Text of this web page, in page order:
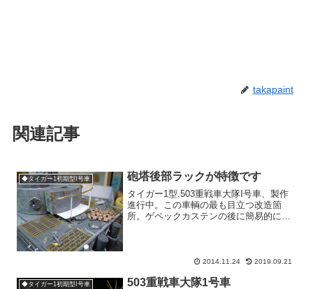
takapaint
関連記事
◆タイガー1初期型I号車 砲塔後部ラックが特徴です
タイガー1型.503重戦車大隊I号車、製作
進行中。この車輌の最も目立つ改造箇
所。ゲペックカステンの後に簡易的に取
んでここはひとまず完...
2014.11.24 2019.09.21
◆タイガー1初期型I号車 503重戦車大隊1号車